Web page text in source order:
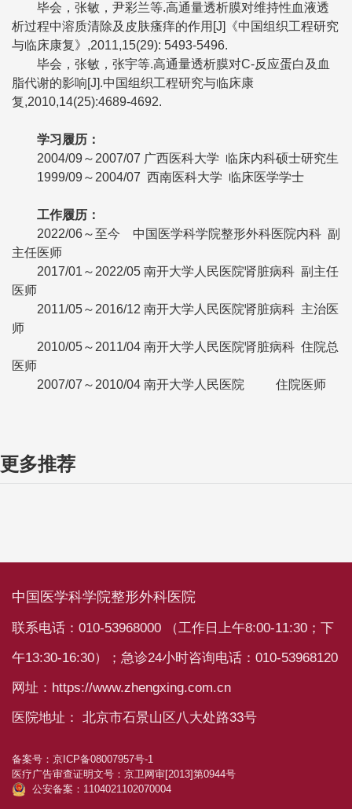
毕会，张敏，尹彩兰等.高通量透析膜对维持性血液透
析过程中溶质清除及皮肤瘙痒的作用[J]《中国组织工程研究
与临床康复》,2011,15(29): 5493-5496.
毕会，张敏，张宇等.高通量透析膜对C-反应蛋白及血
脂代谢的影响[J].中国组织工程研究与临床康
复,2010,14(25):4689-4692.
学习履历：
2004/09～2007/07 广西医科大学 临床内科硕士研究生
1999/09～2004/07 西南医科大学 临床医学学士
工作履历：
2022/06～至今 中国医学科学院整形外科医院内科 副
主任医师
2017/01～2022/05 南开大学人民医院肾脏病科 副主任
医师
2011/05～2016/12 南开大学人民医院肾脏病科 主治医
师
2010/05～2011/04 南开大学人民医院肾脏病科 住院总
医师
2007/07～2010/04 南开大学人民医院 住院医师
更多推荐
中国医学科学院整形外科医院
联系电话：010-53968000 （工作日上午8:00-11:30；下
午13:30-16:30）；急诊24小时咨询电话：010-53968120
网址：https://www.zhengxing.com.cn
医院地址： 北京市石景山区八大处路33号
备案号： 京ICP备08007957号-1
医疗广告审查证明文号： 京卫网审[2013]第0944号
公安备案：1104021102070004